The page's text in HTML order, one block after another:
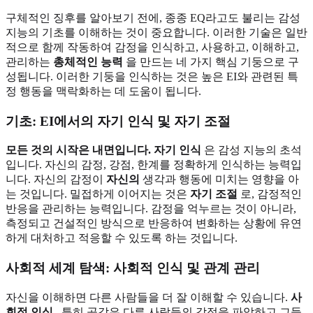
구체적인 징후를 알아보기 전에, 종종 EQ라고도 불리는 감성
지능의 기초를 이해하는 것이 중요합니다. 이러한 기술은 일반
적으로 함께 작동하여 감정을 인식하고, 사용하고, 이해하고,
관리하는 총체적인 능력 을 만드는 네 가지 핵심 기둥으로 구
성됩니다. 이러한 기둥을 인식하는 것은 높은 EI와 관련된 특
정 행동을 맥락화하는 데 도움이 됩니다.
기초: EI에서의 자기 인식 및 자기 조절
모든 것의 시작은 내면입니다. 자기 인식 은 감성 지능의 초석
입니다. 자신의 감정, 강점, 한계를 정확하게 인식하는 능력입
니다. 자신의 감정이 자신의 생각과 행동에 미치는 영향을 아
는 것입니다. 밀접하게 이어지는 것은 자기 조절 로, 감정적인
반응을 관리하는 능력입니다. 감정을 억누르는 것이 아니라,
측정되고 건설적인 방식으로 반응하여 변화하는 상황에 유연
하게 대처하고 적응할 수 있도록 하는 것입니다.
사회적 세계 탐색: 사회적 인식 및 관계 관리
자신을 이해하면 다른 사람들을 더 잘 이해할 수 있습니다. 사